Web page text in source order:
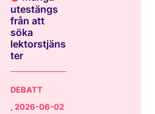
utestängs
från att
söka
lektorstjäns
ter
DEBATT
, 2026-06-02